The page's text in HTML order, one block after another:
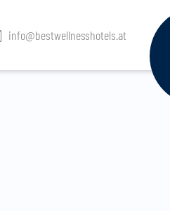
info@bestwellnesshotels.at